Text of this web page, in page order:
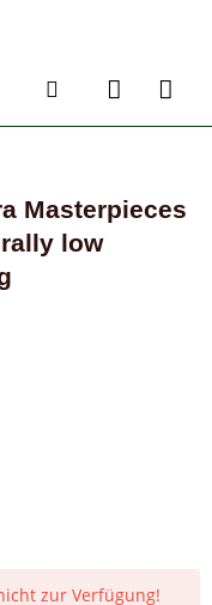
Masterpieces
low
zur Verfügung!